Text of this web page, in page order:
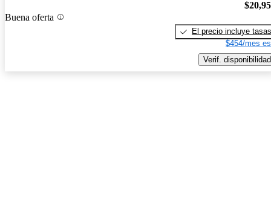
Buena oferta
El precio incluye tasas
$454/mes
Verif. disponibilidad